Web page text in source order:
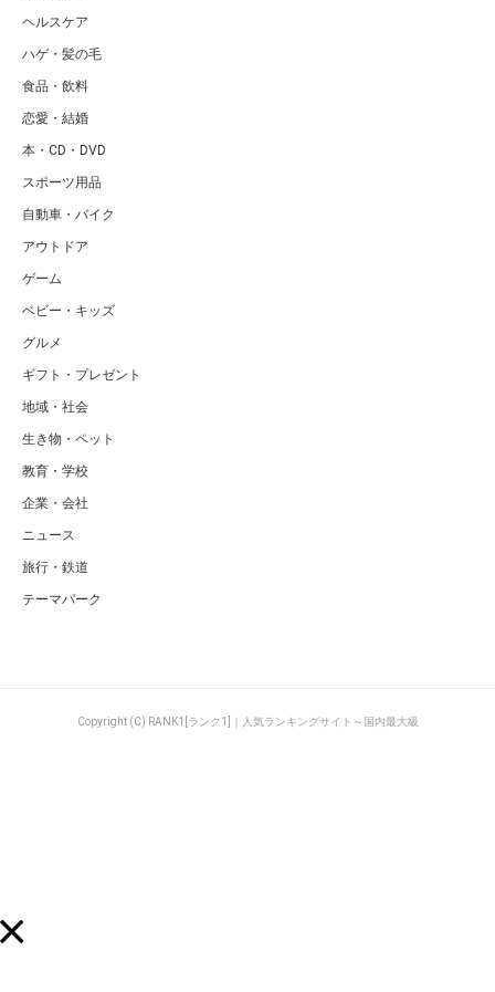
ヘルスケア
ハゲ・髪の毛
食品・飲料
恋愛・結婚
本・CD・DVD
スポーツ用品
自動車・バイク
アウトドア
ゲーム
ベビー・キッズ
グルメ
ギフト・プレゼント
地域・社会
生き物・ペット
教育・学校
企業・会社
ニュース
旅行・鉄道
テーマパーク
Copyright (C) RANK1[ランク1]｜人気ランキングサイト～国内最大級